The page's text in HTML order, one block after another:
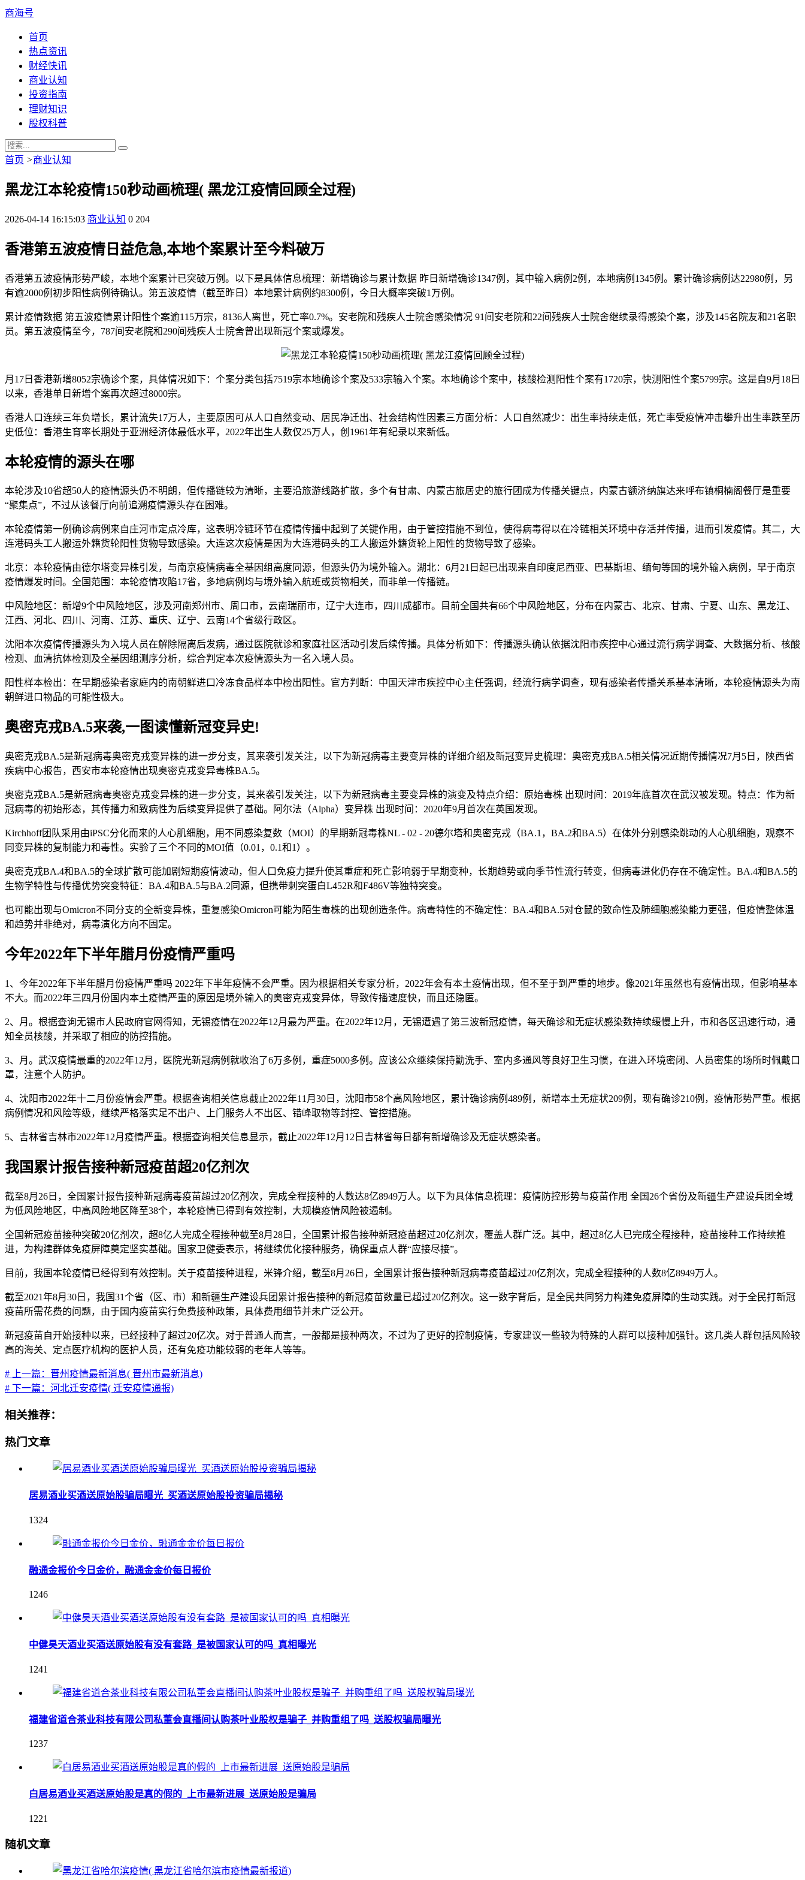
商海号
首页
热点资讯
财经快讯
商业认知
投资指南
理财知识
股权科普
首页 >商业认知
黑龙江本轮疫情150秒动画梳理( 黑龙江疫情回顾全过程)
2026-04-14 16:15:03 商业认知 0 204
香港第五波疫情日益危急,本地个案累计至今料破万
香港第五波疫情形势严峻，本地个案累计已突破万例。以下是具体信息梳理：新增确诊与累计数据 昨日新增确诊1347例，其中输入病例2例，本地病例1345例。累计确诊病例达22980例，另
有逾2000例初步阳性病例待确认。第五波疫情（截至昨日）本地累计病例约8300例，今日大概率突破1万例。
累计疫情数据 第五波疫情累计阳性个案逾115万宗，8136人离世，死亡率0.7%。安老院和残疾人士院舍感染情况 91间安老院和22间残疾人士院舍继续录得感染个案，涉及145名院友和21名职
员。第五波疫情至今，787间安老院和290间残疾人士院舍曾出现新冠个案或爆发。
月17日香港新增8052宗确诊个案，具体情况如下：个案分类包括7519宗本地确诊个案及533宗输入个案。本地确诊个案中，核酸检测阳性个案有1720宗，快测阳性个案5799宗。这是自9月18日
以来，香港单日新增个案再次超过8000宗。
香港人口连续三年负增长，累计流失17万人，主要原因可从人口自然变动、居民净迁出、社会结构性因素三方面分析：人口自然减少：出生率持续走低，死亡率受疫情冲击攀升出生率跌至历
史低位：香港生育率长期处于亚洲经济体最低水平，2022年出生人数仅25万人，创1961年有纪录以来新低。
本轮疫情的源头在哪
本轮涉及10省超50人的疫情源头仍不明朗，但传播链较为清晰，主要沿旅游线路扩散，多个有甘肃、内蒙古旅居史的旅行团成为传播关键点，内蒙古额济纳旗达来呼布镇桐楠阁餐厅是重要
“聚集点”，不过从该餐厅向前追溯疫情源头存在困难。
本轮疫情第一例确诊病例来自庄河市定点冷库，这表明冷链环节在疫情传播中起到了关键作用，由于管控措施不到位，使得病毒得以在冷链相关环境中存活并传播，进而引发疫情。其二，大
连港码头工人搬运外籍货轮阳性货物导致感染。大连这次疫情是因为大连港码头的工人搬运外籍货轮上阳性的货物导致了感染。
北京：本轮疫情由德尔塔变异株引发，与南京疫情病毒全基因组高度同源，但源头仍为境外输入。湖北：6月21日起已出现来自印度尼西亚、巴基斯坦、缅甸等国的境外输入病例，早于南京
疫情爆发时间。全国范围：本轮疫情攻陷17省，多地病例均与境外输入航班或货物相关，而非单一传播链。
中风险地区：新增9个中风险地区，涉及河南郑州市、周口市，云南瑞丽市，辽宁大连市，四川成都市。目前全国共有66个中风险地区，分布在内蒙古、北京、甘肃、宁夏、山东、黑龙江、
江西、河北、四川、河南、江苏、重庆、辽宁、云南14个省级行政区。
沈阳本次疫情传播源头为入境人员在解除隔离后发病，通过医院就诊和家庭社区活动引发后续传播。具体分析如下：传播源头确认依据沈阳市疾控中心通过流行病学调查、大数据分析、核酸
检测、血清抗体检测及全基因组测序分析，综合判定本次疫情源头为一名入境人员。
阳性样本检出：在早期感染者家庭内的南朝鲜进口冷冻食品样本中检出阳性。官方判断：中国天津市疾控中心主任强调，经流行病学调查，现有感染者传播关系基本清晰，本轮疫情源头为南
朝鲜进口物品的可能性极大。
奥密克戎BA.5来袭,一图读懂新冠变异史!
奥密克戎BA.5是新冠病毒奥密克戎变异株的进一步分支，其来袭引发关注，以下为新冠病毒主要变异株的详细介绍及新冠变异史梳理：奥密克戎BA.5相关情况近期传播情况7月5日，陕西省
疾病中心报告，西安市本轮疫情出现奥密克戎变异毒株BA.5。
奥密克戎BA.5是新冠病毒奥密克戎变异株的进一步分支，其来袭引发关注，以下为新冠病毒主要变异株的演变及特点介绍：原始毒株 出现时间：2019年底首次在武汉被发现。特点：作为新
冠病毒的初始形态，其传播力和致病性为后续变异提供了基础。阿尔法（Alpha）变异株 出现时间：2020年9月首次在英国发现。
Kirchhoff团队采用由iPSC分化而来的人心肌细胞，用不同感染复数（MOI）的早期新冠毒株NL - 02 - 20德尔塔和奥密克戎（BA.1，BA.2和BA.5）在体外分别感染跳动的人心肌细胞，观察不
同变异株的复制能力和毒性。实验了三个不同的MOI值（0.01，0.1和1）。
奥密克戎BA.4和BA.5的全球扩散可能加剧短期疫情波动，但人口免疫力提升使其重症和死亡影响弱于早期变种，长期趋势或向季节性流行转变，但病毒进化仍存在不确定性。BA.4和BA.5的
生物学特性与传播优势突变特征：BA.4和BA.5与BA.2同源，但携带刺突蛋白L452R和F486V等独特突变。
也可能出现与Omicron不同分支的全新变异株，重复感染Omicron可能为陌生毒株的出现创造条件。病毒特性的不确定性：BA.4和BA.5对仓鼠的致命性及肺细胞感染能力更强，但疫情整体温
和趋势并非绝对，病毒演化方向不固定。
今年2022年下半年腊月份疫情严重吗
1、今年2022年下半年腊月份疫情严重吗 2022年下半年疫情不会严重。因为根据相关专家分析，2022年会有本土疫情出现，但不至于到严重的地步。像2021年虽然也有疫情出现，但影响基本
不大。而2022年三四月份国内本土疫情严重的原因是境外输入的奥密克戎变异体，导致传播速度快，而且还隐匿。
2、月。根据查询无锡市人民政府官网得知，无锡疫情在2022年12月最为严重。在2022年12月，无锡遭遇了第三波新冠疫情，每天确诊和无症状感染数持续缓慢上升，市和各区迅速行动，通
知全员核酸，并采取了相应的防控措施。
3、月。武汉疫情最重的2022年12月，医院光新冠病例就收治了6万多例，重症5000多例。应该公众继续保持勤洗手、室内多通风等良好卫生习惯，在进入环境密闭、人员密集的场所时佩戴口
罩，注意个人防护。
4、沈阳市2022年十二月份疫情会严重。根据查询相关信息截止2022年11月30日，沈阳市58个高风险地区，累计确诊病例489例，新增本土无症状209例，现有确诊210例，疫情形势严重。根据
病例情况和风险等级，继续严格落实足不出户、上门服务人不出区、错峰取物等封控、管控措施。
5、吉林省吉林市2022年12月疫情严重。根据查询相关信息显示，截止2022年12月12日吉林省每日都有新增确诊及无症状感染者。
我国累计报告接种新冠疫苗超20亿剂次
截至8月26日，全国累计报告接种新冠病毒疫苗超过20亿剂次，完成全程接种的人数达8亿8949万人。以下为具体信息梳理：疫情防控形势与疫苗作用 全国26个省份及新疆生产建设兵团全域
为低风险地区，中高风险地区降至38个，本轮疫情已得到有效控制，大规模疫情风险被遏制。
全国新冠疫苗接种突破20亿剂次，超8亿人完成全程接种截至8月28日，全国累计报告接种新冠疫苗超过20亿剂次，覆盖人群广泛。其中，超过8亿人已完成全程接种，疫苗接种工作持续推
进，为构建群体免疫屏障奠定坚实基础。国家卫健委表示，将继续优化接种服务，确保重点人群“应接尽接”。
目前，我国本轮疫情已经得到有效控制。关于疫苗接种进程，米锋介绍，截至8月26日，全国累计报告接种新冠病毒疫苗超过20亿剂次，完成全程接种的人数8亿8949万人。
截至2021年8月30日，我国31个省（区、市）和新疆生产建设兵团累计报告接种的新冠疫苗数量已超过20亿剂次。这一数字背后，是全民共同努力构建免疫屏障的生动实践。对于全民打新冠
疫苗所需花费的问题，由于国内疫苗实行免费接种政策，具体费用细节并未广泛公开。
新冠疫苗自开始接种以来，已经接种了超过20亿次。对于普通人而言，一般都是接种两次，不过为了更好的控制疫情，专家建议一些较为特殊的人群可以接种加强针。这几类人群包括风险较
高的海关、定点医疗机构的医护人员，还有免疫功能较弱的老年人等等。
# 上一篇：晋州疫情最新消息( 晋州市最新消息)
# 下一篇：河北迁安疫情( 迁安疫情通报)
相关推荐：
热门文章
居易酒业买酒送原始股骗局曝光_买酒送原始股投资骗局揭秘
1324
融通金报价今日金价，融通金金价每日报价
1246
中健昊天酒业买酒送原始股有没有套路_是被国家认可的吗_真相曝光
1241
福建省道合茶业科技有限公司私董会直播间认购茶叶业股权是骗子_并购重组了吗_送股权骗局曝光
1237
白居易酒业买酒送原始股是真的假的_上市最新进展_送原始股是骗局
1221
随机文章